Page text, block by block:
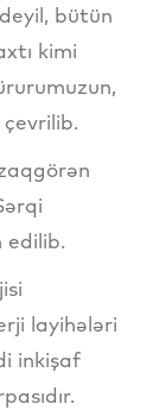
bütün
kimi
edilib.
layihələri
inkişaf